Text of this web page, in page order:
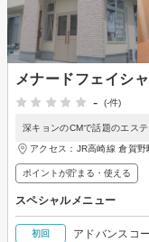
メナードフェイシ
-
(-件)
深キョンのCMで話題のエス
アクセス：JR高崎線 倉賀野
ポイントが貯まる・使える
スペシャルメニュー
初回 アドバンスコ